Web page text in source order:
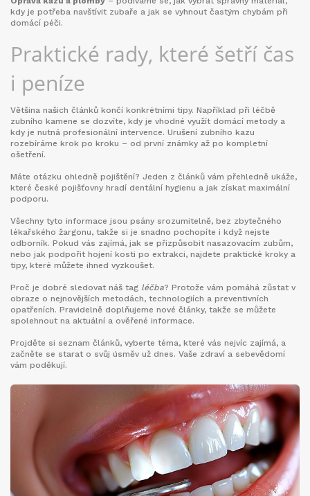
kdy je potřeba navštívit zubaře a jak se vyhnout častým chybám při
domácí péči.
Praktické rady, které šetří čas
i peníze
Většina našich článků končí konkrétními tipy. Například při léčbě
zubního kamene se dozvíte, kdy je vhodné využít domácí metody a
kdy je nutná profesionální intervence. Urušení zubního kazu
rozebíráme krok po kroku – od první známky až po kompletní
ošetření.
Máte otázku ohledně pojištění? Jeden z článků vám přehledně ukáže,
které české pojišťovny hradí dentální hygienu a jak získat maximální
podporu.
Všechny tyto informace jsou psány srozumitelně, bez zbytečného
lékařského žargonu, takže si je snadno pochopíte i když nejste
odborník. Pokud vás zajímá, jak se přizpůsobit nasazovacím zubům,
nebo jak podpořit hojení kosti po extrakci, najdete praktické kroky a
tipy, které můžete ihned vyzkoušet.
Proč je dobré sledovat náš tag léčba? Protože vám pomáhá zůstat v
obraze o nejnovějších metodách, technologiích a preventivních
opatřeních. Pravidelně doplňujeme nové články, takže se můžete
spolehnout na aktuální a ověřené informace.
Projděte si seznam článků, vyberte téma, které vás nejvíc zajímá, a
začněte se starat o svůj úsměv už dnes. Vaše zdraví a sebevědomí
vám poděkují.